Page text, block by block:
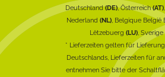
Deutschland(DE), Österreich(AT)
Nederland (NL), Belgique België
Lëtzebuerg (LU), Sverige
* Lieferzeiten gelten für
Deutschlands, Lieferzeiten für
entnehmen Sie bitte der